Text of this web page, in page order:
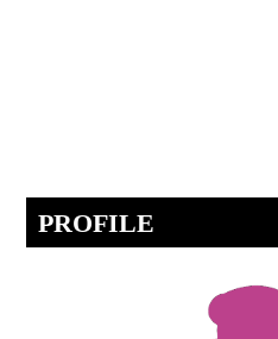
PROFILE